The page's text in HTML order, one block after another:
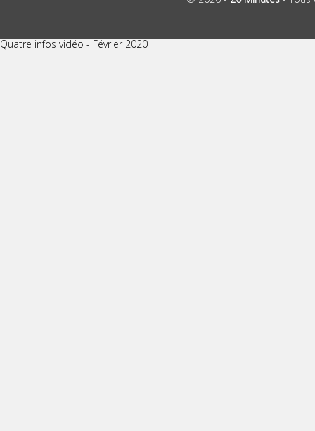
Quatre infos vidéo - Février 2020